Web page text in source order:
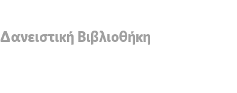
Δανειστική Βιβλιοθήκη